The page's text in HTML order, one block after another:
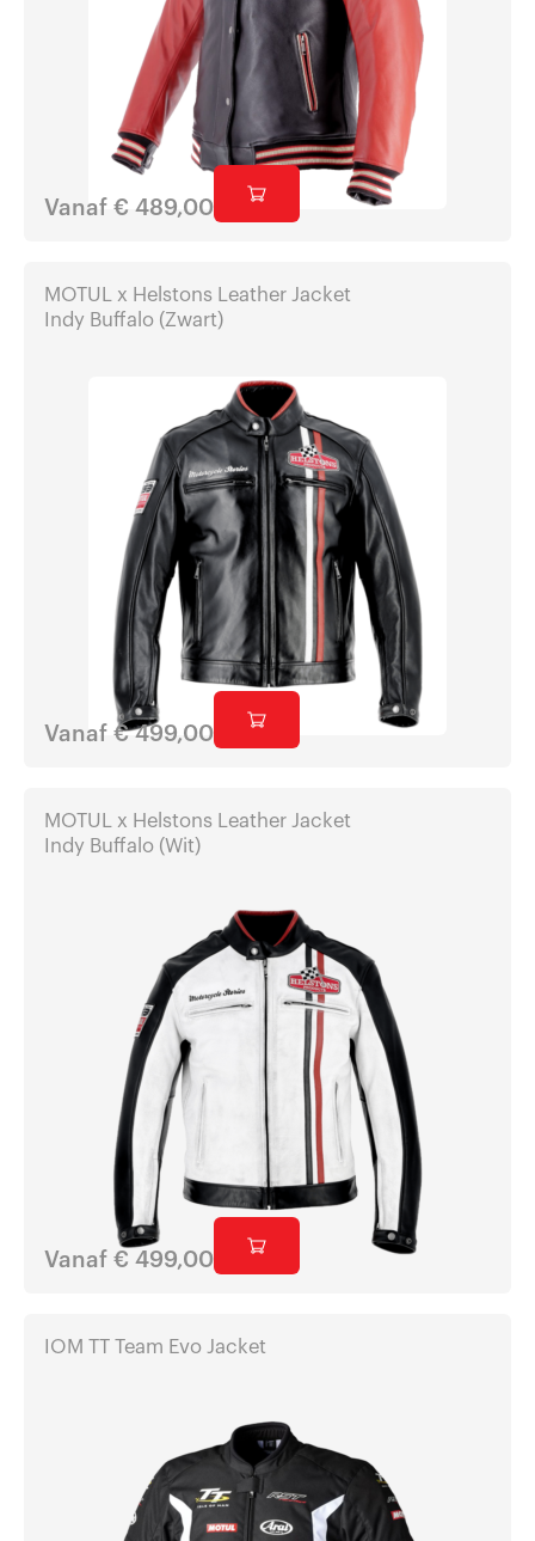
Vanaf €489,00
MOTUL x Helstons Leather Jacket
Indy Buffalo (Zwart)
Vanaf €499,00
MOTUL x Helstons Leather Jacket
Indy Buffalo (Wit)
Vanaf € 499,00
IOM TT Team Evo Jacket